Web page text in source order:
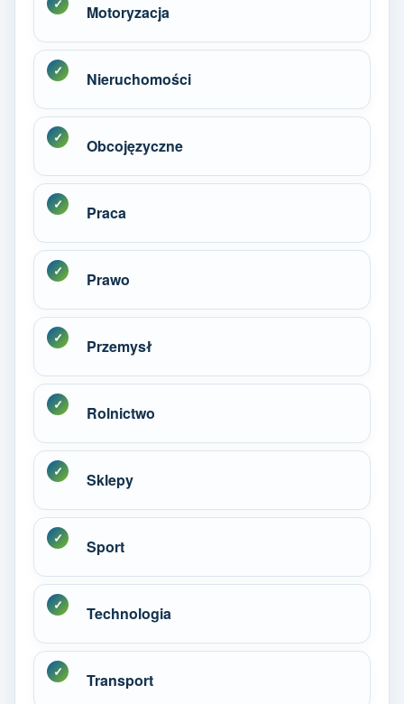
Motoryzacja
Nieruchomości
Obcojęzyczne
Praca
Prawo
Przemysł
Rolnictwo
Sklepy
Sport
Technologia
Transport